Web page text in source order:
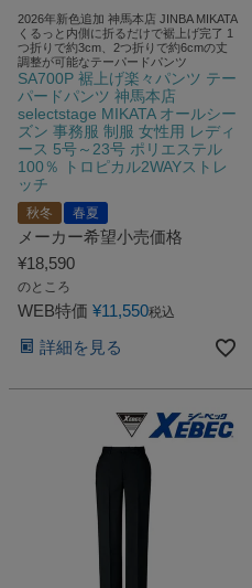
2026年新色追加 神馬本店 JINBA MIKATA
くるっと内側に折るだけで裾上げ完了 1
つ折りで約3cm、2つ折りで約6cmの丈
調整が可能なテーパードパンツ
SA700P 裾上げ楽々パンツ テー
パードパンツ 神馬本店
selectstage MIKATA オールシー
ズン 事務服 制服 女性用 レディ
ース 5号～23号 ポリエステル
100％ トロピカル2WAYストレ
ッチ
秋冬 春夏
メーカー希望小売価格
¥18,590
のところ
WEB特価 ¥11,550税込
詳細を見る